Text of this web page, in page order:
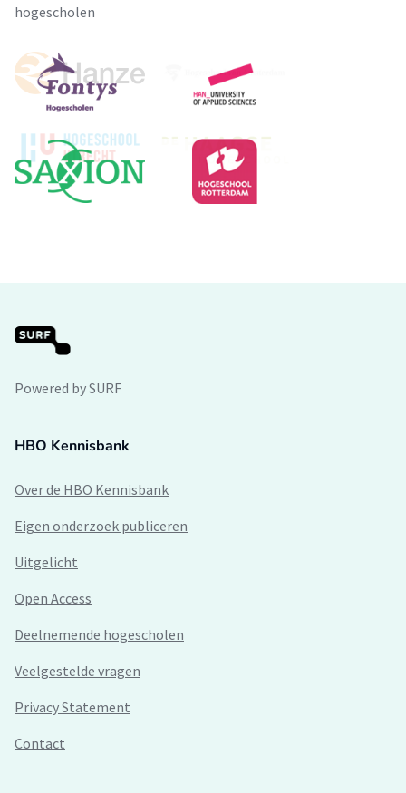
hogescholen
Powered by SURF
HBO Kennisbank
Over de HBO Kennisbank
Eigen onderzoek publiceren
Uitgelicht
Open Access
Deelnemende hogescholen
Veelgestelde vragen
Privacy Statement
Contact